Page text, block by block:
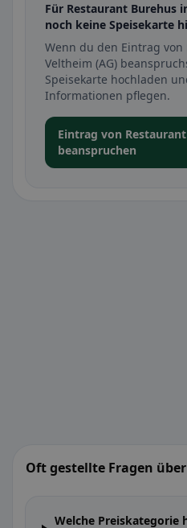
Für Restaurant Burehus
noch keine Speisekarte
Wenn du den Eintrag
Veltheim (AG)
Speisekarte hochladen
Informationen pflegen.
Eintrag von
beanspruchen
Oft gestellte Fragen
Welche Preiskategorie